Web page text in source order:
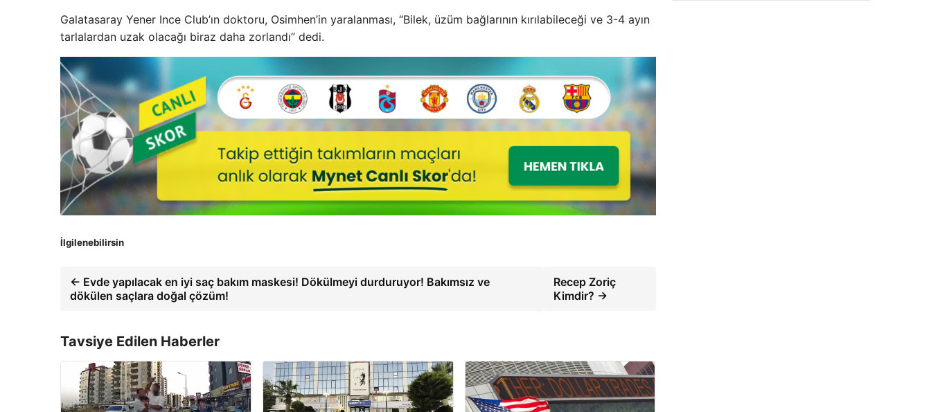
Galatasaray Yener Ince Club’ın doktoru, Osimhen’in yaralanması, “Bilek, üzüm bağlarının kırılabileceği ve 3-4 ayın
tarlalardan uzak olacağı biraz daha zorlandı” dedi.
İlgilenebilirsin
← Evde yapılacak en iyi saç bakım maskesi! Dökülmeyi durduruyor! Bakımsız ve
dökülen saçlara doğal çözüm!
Recep Zoriç
Kimdir? →
Tavsiye Edilen Haberler